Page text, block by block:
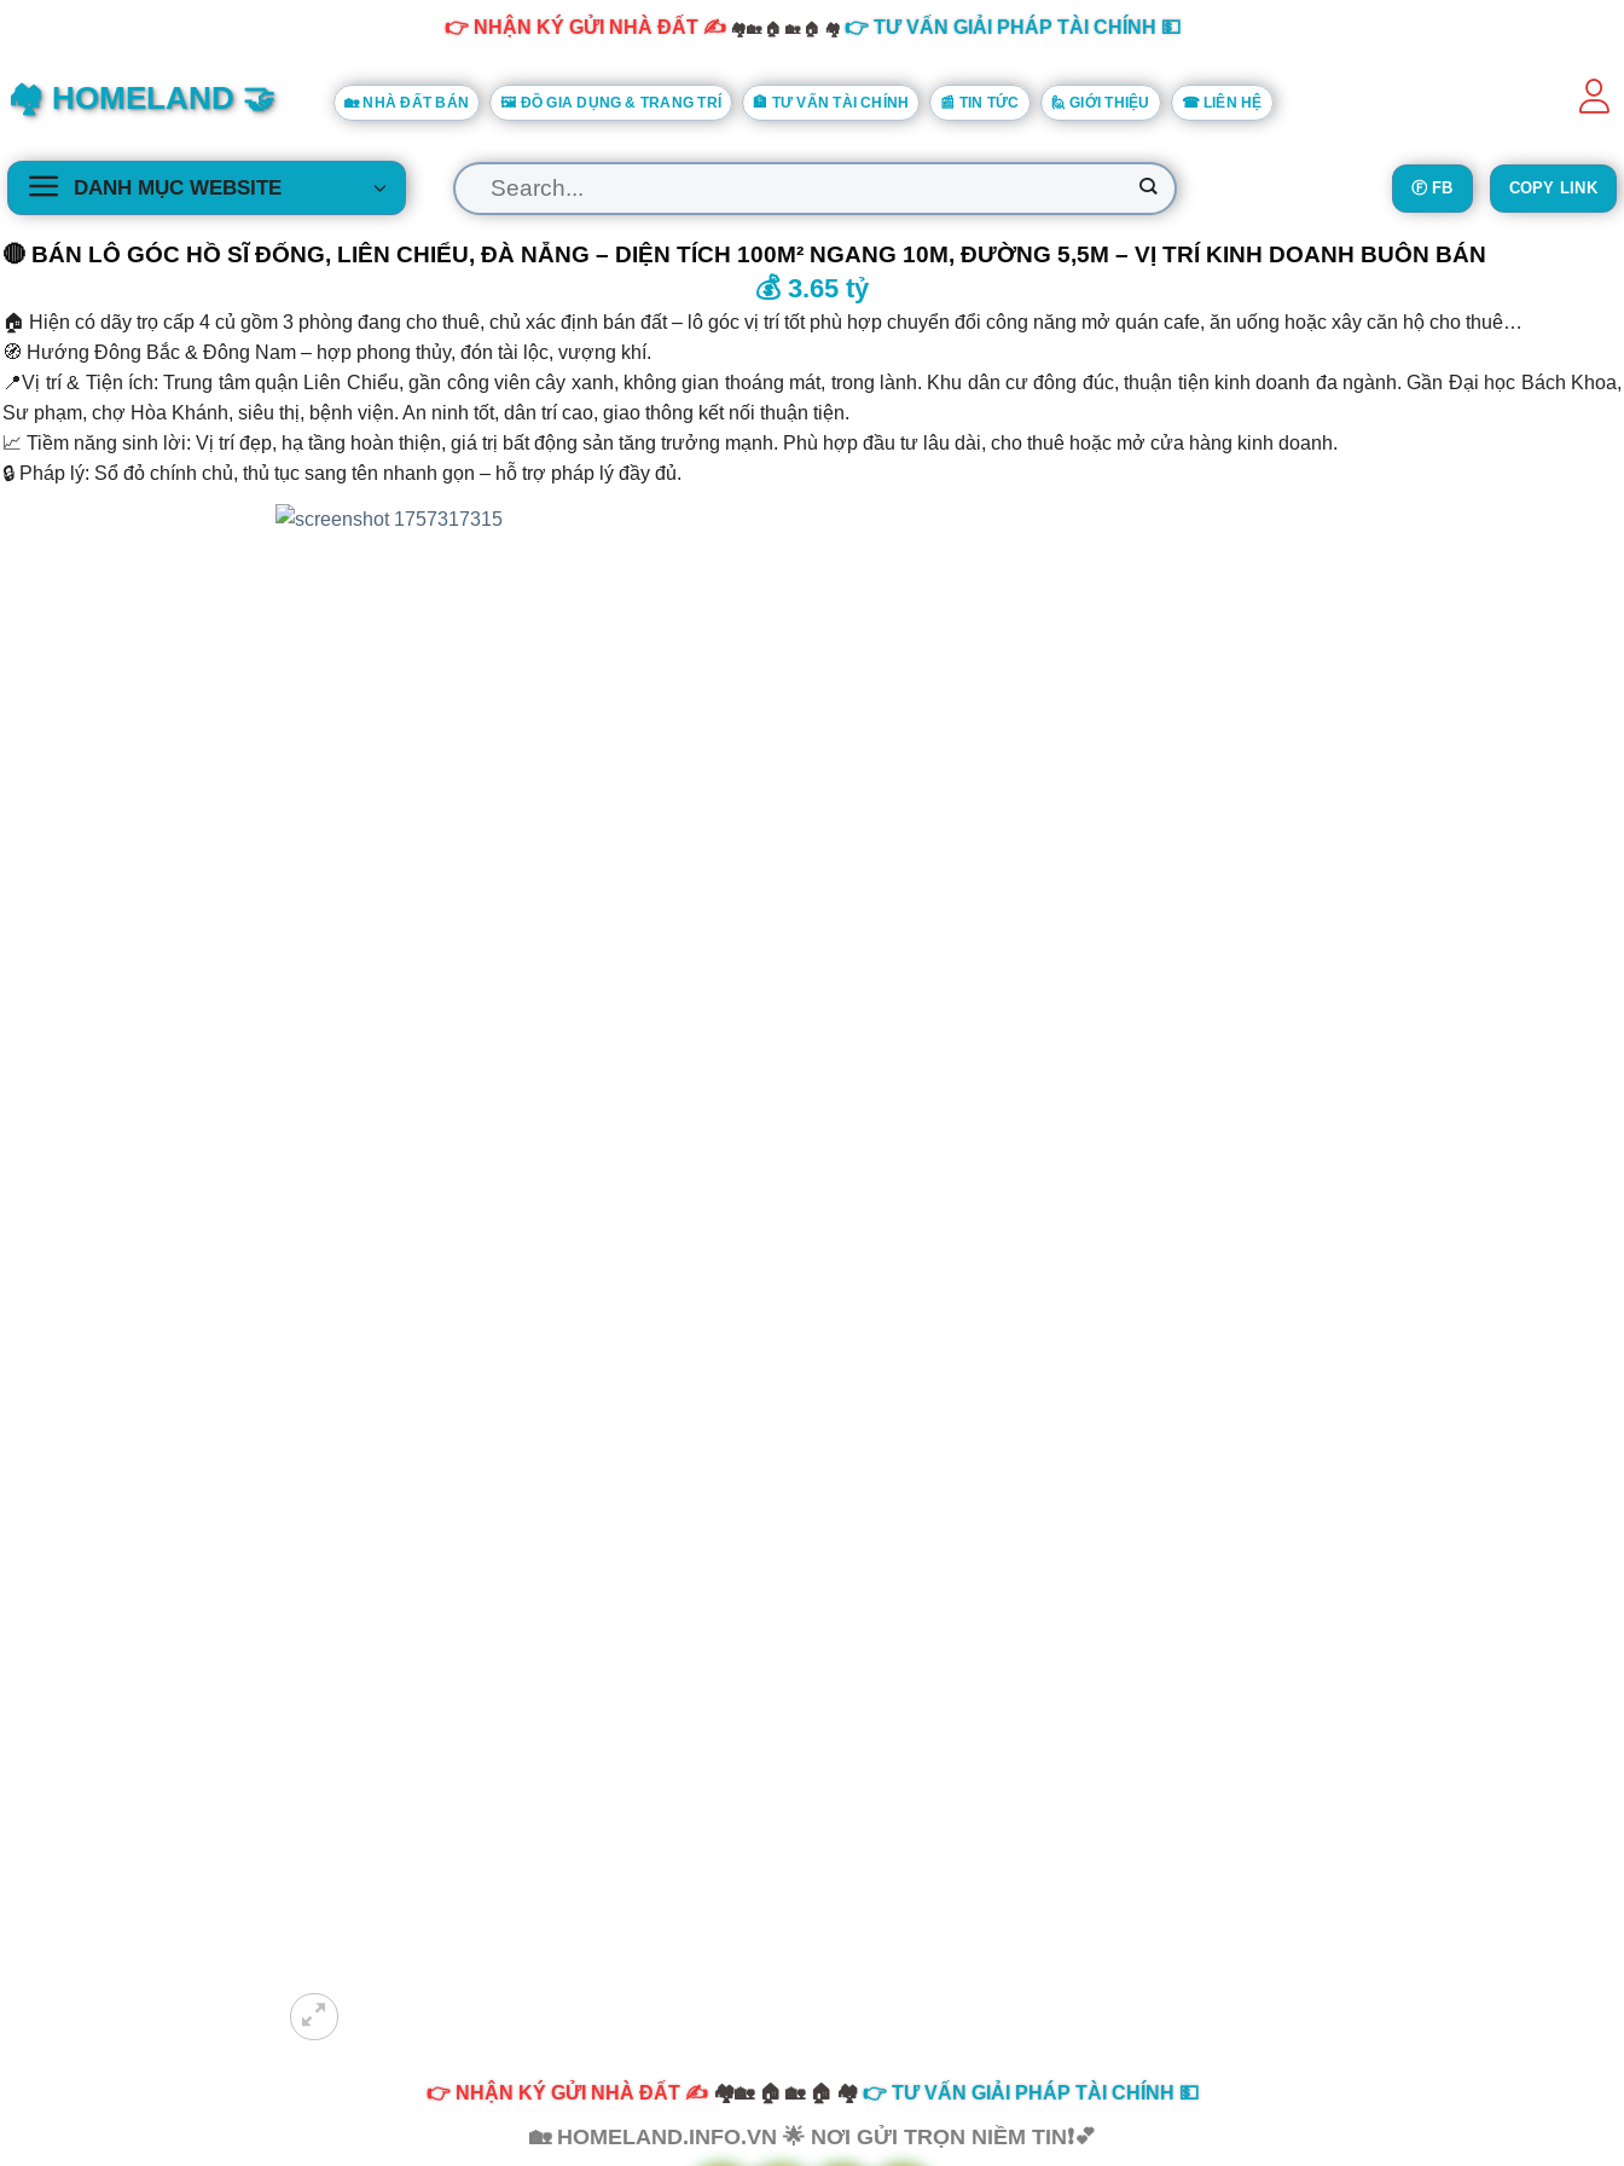
👉 NHẬN KÝ GỬI NHÀ ĐẤT ✍️ 🏘️🏡 🏠 🏡 🏠 🏘️ 👉 TƯ VẤN GIẢI PHÁP TÀI CHÍNH 💵
🏘️ HOMELAND 🤝 🏡 NHÀ ĐẤT BÁN 🖼️ ĐỒ GIA DỤNG & TRANG TRÍ 🏦 TƯ VẤN TÀI CHÍNH 📰 TIN TỨC 🙋 GIỚI THIỆU ☎ LIÊN HỆ
DANH MỤC WEBSITE
Tìm
kiếm:
Ⓕ FB COPY LINK
🔴 BÁN LÔ GÓC HỒ SĨ ĐỐNG, LIÊN CHIỂU, ĐÀ NẴNG – DIỆN TÍCH 100M² NGANG 10M, ĐƯỜNG 5,5M – VỊ TRÍ KINH DOANH BUÔN BÁN
💰 3.65 tỷ
🏠 Hiện có dãy trọ cấp 4 củ gồm 3 phòng đang cho thuê, chủ xác định bán đất – lô góc vị trí tốt phù hợp chuyển đổi công năng mở quán cafe, ăn uống hoặc xây căn hộ cho thuê…
🧭 Hướng Đông Bắc & Đông Nam – hợp phong thủy, đón tài lộc, vượng khí.
📍Vị trí & Tiện ích: Trung tâm quận Liên Chiểu, gần công viên cây xanh, không gian thoáng mát, trong lành. Khu dân cư đông đúc, thuận tiện kinh doanh đa ngành. Gần Đại học Bách Khoa,
Sư phạm, chợ Hòa Khánh, siêu thị, bệnh viện. An ninh tốt, dân trí cao, giao thông kết nối thuận tiện.
📈 Tiềm năng sinh lời: Vị trí đẹp, hạ tầng hoàn thiện, giá trị bất động sản tăng trưởng mạnh. Phù hợp đầu tư lâu dài, cho thuê hoặc mở cửa hàng kinh doanh.
🔒 Pháp lý: Sổ đỏ chính chủ, thủ tục sang tên nhanh gọn – hỗ trợ pháp lý đầy đủ.
👉 NHẬN KÝ GỬI NHÀ ĐẤT ✍️ 🏘️🏡 🏠 🏡 🏠 🏘️ 👉 TƯ VẤN GIẢI PHÁP TÀI CHÍNH 💵
🏡 HOMELAND.INFO.VN 🌟 NƠI GỬI TRỌN NIỀM TIN❗💕